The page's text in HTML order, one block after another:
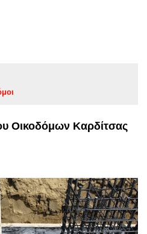
Οικοδόμων Καρδίτσας